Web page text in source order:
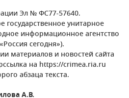
Эл № ФС77-57640.
государственное унитарное
информационное агентство
сегодня»).
материалов и новостей сайта
на https://crimea.ria.ru
абзаца текста.
А.В.